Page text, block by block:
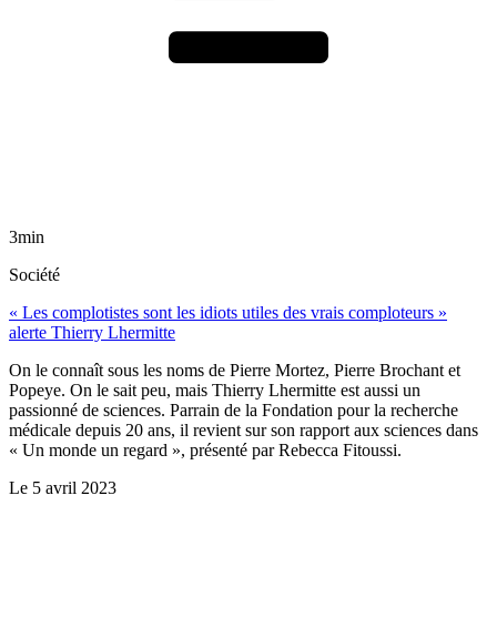
3min
Société
« Les complotistes sont les idiots utiles des vrais comploteurs »
alerte Thierry Lhermitte
On le connaît sous les noms de Pierre Mortez, Pierre Brochant et
Popeye. On le sait peu, mais Thierry Lhermitte est aussi un
passionné de sciences. Parrain de la Fondation pour la recherche
médicale depuis 20 ans, il revient sur son rapport aux sciences dans
« Un monde un regard », présenté par Rebecca Fitoussi.
Le 5 avril 2023